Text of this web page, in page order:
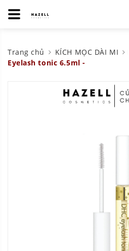
Trang chủ KÍCH MỌC DÀI MI
Eyelash tonic 6.5ml -